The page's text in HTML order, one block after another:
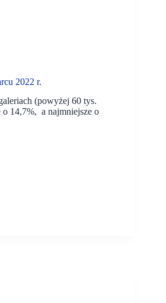
2022 r.
(powyżej 60 tys.
14,7%, a najmniejsze o